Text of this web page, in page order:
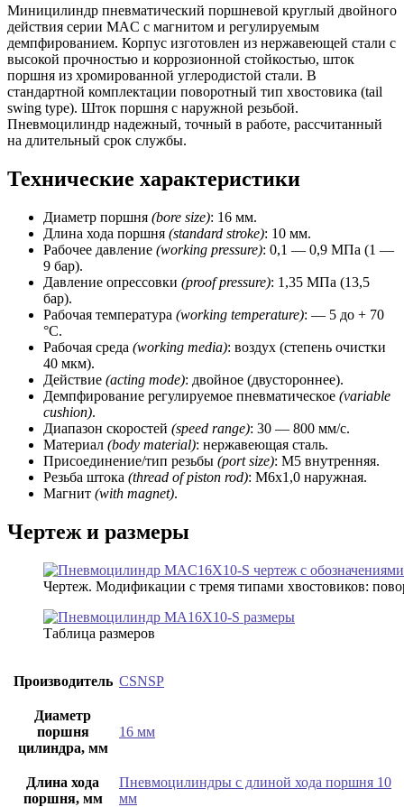
ход
=
10
мм,
магнит)
CSNSP
Миницилиндр пневматический поршневой круглый двойного
действия серии MAC с магнитом и регулируемым
демпфированием. Корпус изготовлен из нержавеющей стали с
высокой прочностью и коррозионной стойкостью, шток
поршня из хромированной углеродистой стали. В
стандартной комплектации поворотный тип хвостовика (tail
swing type). Шток поршня с наружной резьбой.
Пневмоцилиндр надежный, точный в работе, рассчитанный
на длительный срок службы.
Технические характеристики
Диаметр поршня (bore size): 16 мм.
Длина хода поршня (standard stroke): 10 мм.
Рабочее давление (working pressure): 0,1 — 0,9 МПа (1 —
9 бар).
Давление опрессовки (proof pressure): 1,35 МПа (13,5
бар).
Рабочая температура (working temperature): — 5 до + 70
°C.
Рабочая среда (working media): воздух (степень очистки
40 мкм).
Действие (acting mode): двойное (двустороннее).
Демпфирование регулируемое пневматическое (variable
cushion).
Диапазон скоростей (speed range): 30 — 800 мм/с.
Материал (body material): нержавеющая сталь.
Присоединение/тип резьбы (port size): М5 внутренняя.
Резьба штока (thread of piston rod): М6х1,0 наружная.
Магнит (with magnet).
Чертеж и размеры
Чертеж. Модификации с тремя типами хвостовиков:
Таблица размеров
Производитель CSNSP
Диаметр
поршня
цилиндра, мм
16 мм
Длина хода
поршня, мм
Пневмоцилиндры с длиной хода поршня 10
мм